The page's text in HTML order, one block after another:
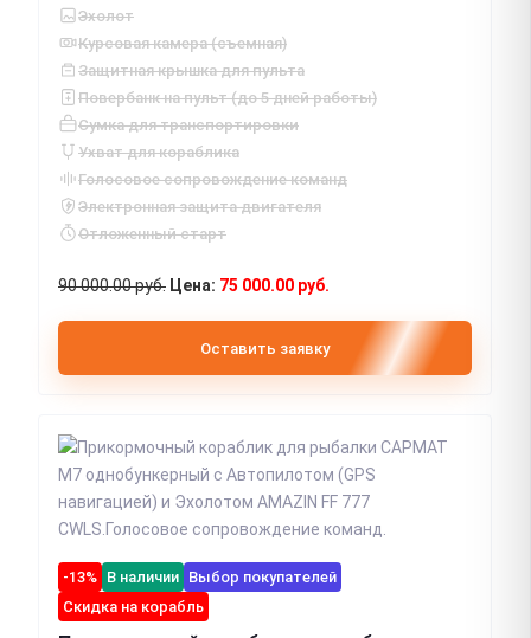
Эхолот
Курсовая камера (съемная)
Защитная крышка для пульта
Повербанк на пульт (до 5 дней работы)
Сумка для транспортировки
Ухват для кораблика
Голосовое сопровождение команд
Электронная защита двигателя
Отложенный старт
90 000.00 руб. 75 000.00 руб.
Оставить заявку
-13% В наличии Выбор покупателей
Скидка на корабль